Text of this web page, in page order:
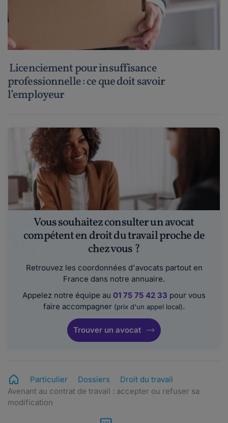
Licenciement pour insuffisance
professionnelle : ce que doit savoir
l’employeur
Vous souhaitez consulter un avocat
compétent en droit du travail proche de
chez vous ?
Retrouvez les coordonnées d'avocats partout en
France dans notre annuaire.
Appelez notre équipe au 01 75 75 42 33 pour vous
faire accompagner (prix d'un appel local).
Trouver un avocat
Particulier Dossiers
Droit du travail
Avenant au contrat de travail : accepter ou refuser sa
modification